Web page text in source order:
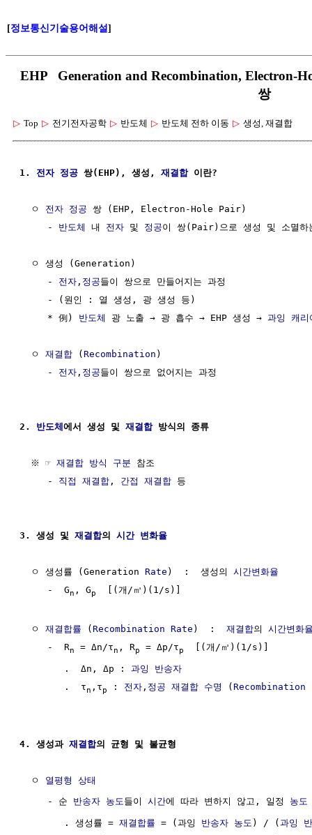
[정보통신기술용어해설]
EHP Generation and Recombination, Electron-
쌍
▷ Top ▷ 전기전자공학 ▷ 반도체 ▷ 반도체 전하 이동 ▷ 생성, 재결합
1. 전자 정공 쌍(EHP), 생성, 재결합 이란?
  ㅇ
전자 정공 쌍 (EHP, Electron-Hole Pair)
     -
반도체 내 전자 및 정공이 쌍(Pair)으로 생성 및 소멸하
  ㅇ 생성 (Generation)
     -
전자 , 정공들이 쌍으로 만들어지는 과정
     - (원인 : 열 생성, 광 생성 등)
     * 例)
반도체 광 노출 → 광 흡수 → EHP 생성 → 과잉 캐리
  ㅇ
재결합 (Recombination )
     -
전자 , 정공들이 쌍으로 없어지는 과정
2. 반도체에서 생성 및 재결합 방식의 종류
  ※ ☞
재결합 방식 구분 참조
     -
직접 재결합 , 간접 재결합 등
3. 생성 및 재결합의 시간 변화율
  ㅇ 생성률 (Generation
Rate )  :  생성의 시간변화율
     -  G
n , Gp
  [(개/㎥)(1/s)]
  ㅇ
재결합률 ( Recombination Rate )  : 재결합의 시간변화
     -  R
n = Δn/τn , Rp = Δp/τp
  [(개/㎥)(1/s)]
        .  Δn, Δp :
과잉 반송자
        .  τ
n ,τp : 전자 , 정공 재결합 수명 (
4. 생성과 재결합의 균형 및 불균형
  ㅇ
열평형 상태
     - 순
반송자 농도들이 시간에 따라 변하지 않고, 일정 농도
        . 생성률 =
재결합률 = (과잉 반송자 농도 ) / ( 과잉